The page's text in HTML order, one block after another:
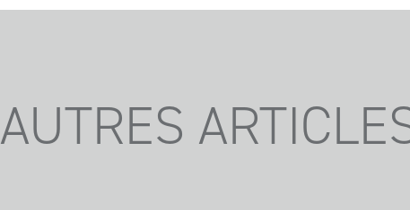
AUTRES